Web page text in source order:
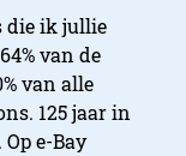
die ik jullie
van de
van alle
125 jaar in
e-Bay